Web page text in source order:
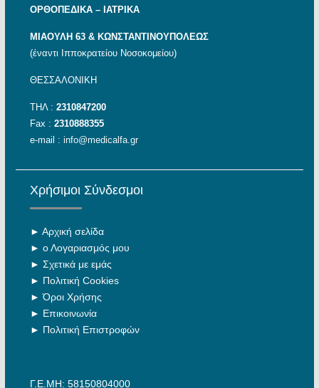
ΟΡΘΟΠΕΔΙΚΑ – ΙΑΤΡΙΚΑ
ΜΙΑΟΥΛΗ 63 & ΚΩΝΣΤΑΝΤΙΝΟΥΠΟΛΕΩΣ
(έναντι Ιπποκρατείου Νοσοκομείου)
ΘΕΣΣΑΛΟΝΙΚΗ
ΤΗΛ : 2310847200
Fax : 2310888355
e-mail : info@medicalfa.gr
Χρήσιμοι Σύνδεσμοι
► Αρχική σελίδα
► ο Λογαριασμός μου
► Σχετικά με εμάς
► Πολιτική Cookies
►Όροι Χρήσης
► Επικοινωνία
► Πολιτική Επιστροφών
Γ.Ε.ΜΗ: 58150804000